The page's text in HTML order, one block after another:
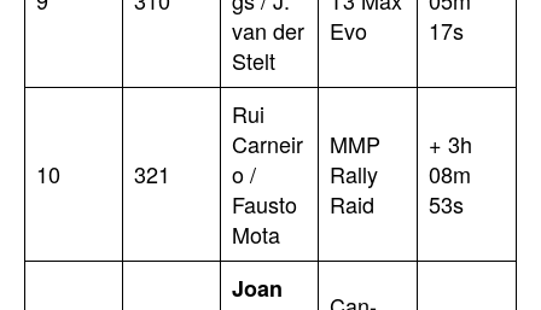
van der
Stelt
Evo
17s
10 321
Rui
Carneir
o /
Fausto
Mota
MMP
Rally
Raid
+ 3h
08m
53s
Joan